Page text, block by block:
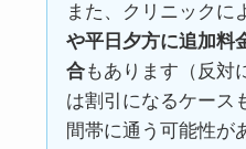
また、クリニックに
や平日夕方に追加料
合もあります（反対
は割引になるケース
間帯に通う可能性が